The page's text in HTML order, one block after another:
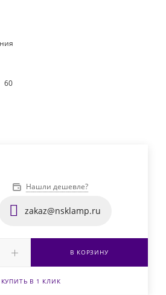
60
Нашли дешевле?
zakaz@nsklamp.ru
В КОРЗИНУ
КУПИТЬ В 1 КЛИК